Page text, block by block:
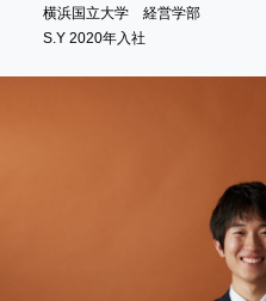
横浜国立大学 経営学部
S.Y 2020年入社